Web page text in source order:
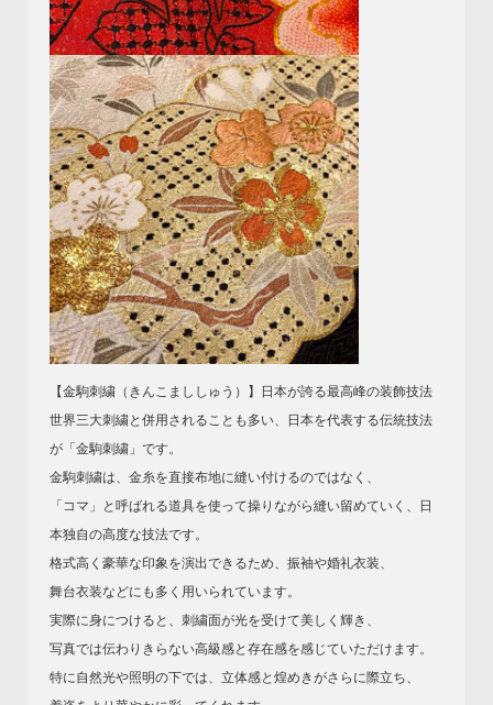
【金駒刺繍（きんこまししゅう）】日本が誇る最高峰の装飾技法
世界三大刺繍と併用されることも多い、日本を代表する伝統技法
が「金駒刺繍」です。
金駒刺繍は、金糸を直接布地に縫い付けるのではなく、
「コマ」と呼ばれる道具を使って操りながら縫い留めていく、日
本独自の高度な技法です。
格式高く豪華な印象を演出できるため、振袖や婚礼衣装、
舞台衣装などにも多く用いられています。
実際に身につけると、刺繍面が光を受けて美しく輝き、
写真では伝わりきらない高級感と存在感を感じていただけます。
特に自然光や照明の下では、立体感と煌めきがさらに際立ち、